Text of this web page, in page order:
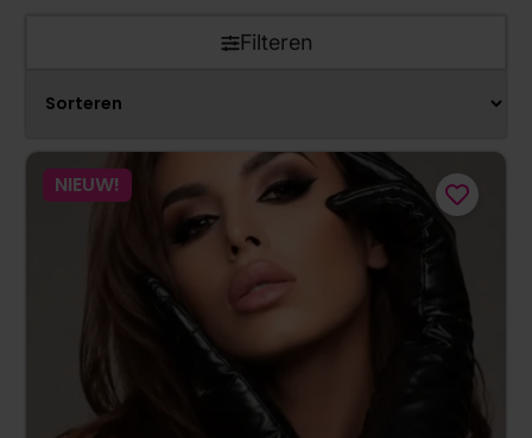
Filteren
NIEUW!